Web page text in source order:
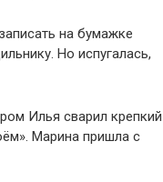
на бумажке
Но испугалась,
Илья сварил крепкий
Марина пришла с